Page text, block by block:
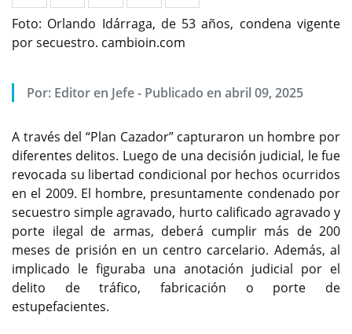
Foto: Orlando Idárraga, de 53 años, condena vigente
por secuestro. cambioin.com
Por: Editor en Jefe - Publicado en abril 09, 2025
A través del “Plan Cazador” capturaron un hombre por
diferentes delitos. Luego de una decisión judicial, le fue
revocada su libertad condicional por hechos ocurridos
en el 2009. El hombre, presuntamente condenado por
secuestro simple agravado, hurto calificado agravado y
porte ilegal de armas, deberá cumplir más de 200
meses de prisión en un centro carcelario. Además, al
implicado le figuraba una anotación judicial por el
delito de tráfico, fabricación o porte de
estupefacientes.